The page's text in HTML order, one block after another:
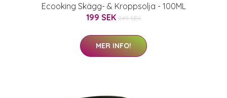
Ecooking Skägg- & Kroppsolja - 100ML
199 SEK 249 SEK
MER INFO!